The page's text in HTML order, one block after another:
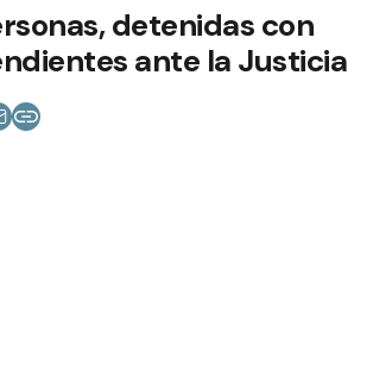
detenidas con
ante la Justicia